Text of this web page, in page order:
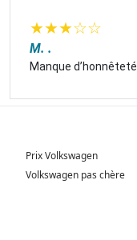
★★★☆☆
M. .
Manque d’honnêteté
Prix Volkswagen
Volkswagen pas chère